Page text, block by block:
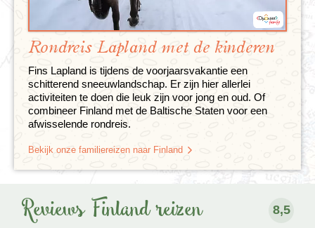
Rondreis Lapland met de kinderen
Fins Lapland is tijdens de voorjaarsvakantie een
schitterend sneeuwlandschap. Er zijn hier allerlei
activiteiten te doen die leuk zijn voor jong en oud. Of
combineer Finland met de Baltische Staten voor een
afwisselende rondreis.
Bekijk onze familiereizen naar Finland
Reviews Finland reizen 8,5